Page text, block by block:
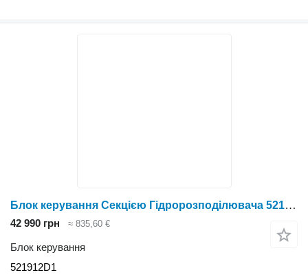
Блок керування Секцією Гідророзподілювача 521912D1 до Massey Ferguson
42 990 грн ≈ 835,60 €
Блок керування
521912D1